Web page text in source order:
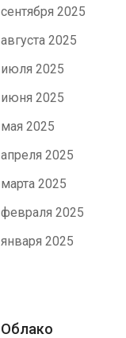
сентября 2025
августа 2025
июля 2025
июня 2025
мая 2025
апреля 2025
марта 2025
февраля 2025
января 2025
Облако